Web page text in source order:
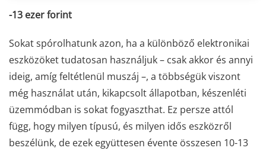
-13 ezer forint
Sokat spórolhatunk azon, ha a különböző elektronikai
eszközöket tudatosan használjuk – csak akkor és annyi
ideig, amíg feltétlenül muszáj –, a többségük viszont
még használat után, kikapcsolt állapotban, készenléti
üzemmódban is sokat fogyaszthat. Ez persze attól
függ, hogy milyen típusú, és milyen idős eszközről
beszélünk, de ezek együttesen évente összesen 10-13